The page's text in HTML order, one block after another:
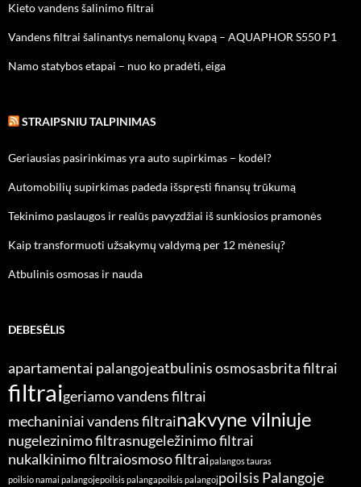
Kieto vandens šalinimo filtrai
Vandens filtrai šalinantys nemalonų kvapą – AQUAPHOR S550 P1
Namo statybos etapai – nuo ko pradėti, eiga
STRAIPSNIU TALPINIMAS
Geriausias pasirinkimas yra auto supirkimas – kodėl?
Automobilių supirkimas padeda išspręsti finansų trūkumą
Tekinimo paslaugos ir realūs pavyzdžiai iš sunkiosios pramonės
Kaip transformuoti užsakymų valdymą per 12 mėnesių?
Atbulinis osmosas ir nauda
DEBESĖLIS
apartamentai palangojeatbulinis osmosasbrita filtrai
filtraigeriamo vandens filtrai
mechaniniai vandens filtrainakvyne vilniuje
nugelezinimo filtrasnugeležinimo filtrai
nukalkinimo filtraiosmoso filtraipalangos tauras
poilsio namai palangojepoilsis palangapoilsis palangojpoilsis Palangoje